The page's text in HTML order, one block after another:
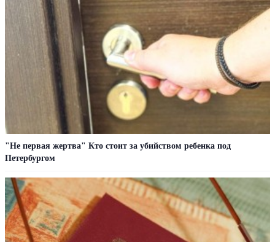
"Не первая жертва" Кто стоит за убийством ребенка под
Петербургом